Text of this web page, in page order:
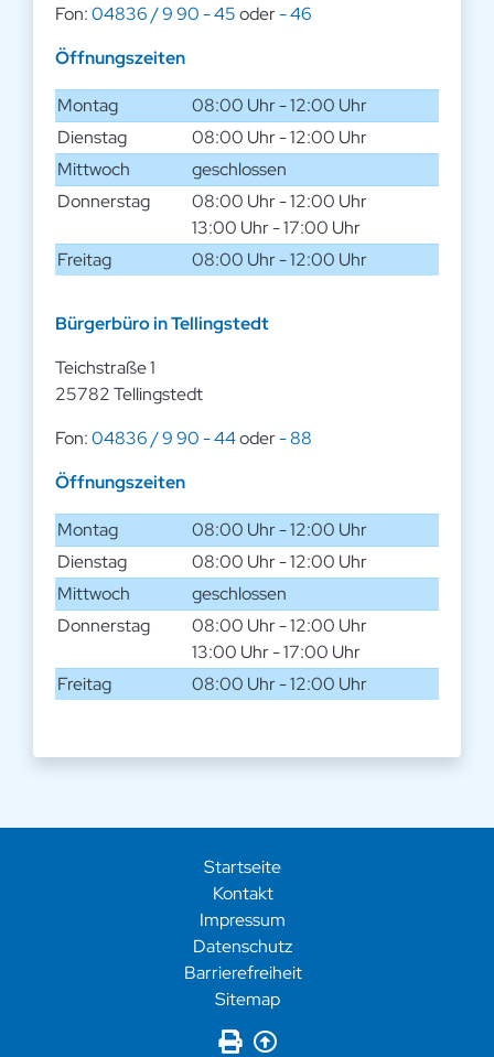
Fon:04836 / 9 90 - 45oder- 46
Öffnungszeiten
Montag
08:00 Uhr - 12:00 Uhr
Dienstag
08:00 Uhr - 12:00 Uhr
Mittwoch
geschlossen
Donnerstag
08:00 Uhr - 12:00 Uhr
13:00 Uhr - 17:00 Uhr
Freitag
08:00 Uhr - 12:00 Uhr
Bürgerbüro in Tellingstedt
Teichstraße 1
25782 Tellingstedt
Fon:04836 / 9 90 - 44oder- 88
Öffnungszeiten
Montag
08:00 Uhr - 12:00 Uhr
Dienstag
08:00 Uhr - 12:00 Uhr
Mittwoch
geschlossen
Donnerstag
08:00 Uhr - 12:00 Uhr
13:00 Uhr - 17:00 Uhr
Freitag
08:00 Uhr - 12:00 Uhr
Startseite
Kontakt
Impressum
Datenschutz
Barrierefreiheit
Sitemap
Seite drucken
Zurück nach oben